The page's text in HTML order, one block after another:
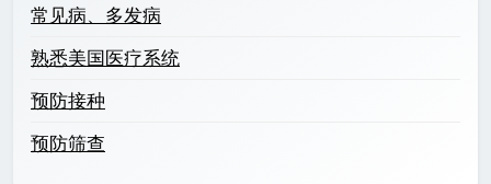
常见病、多发病
熟悉美国医疗系统
预防接种
预防筛查